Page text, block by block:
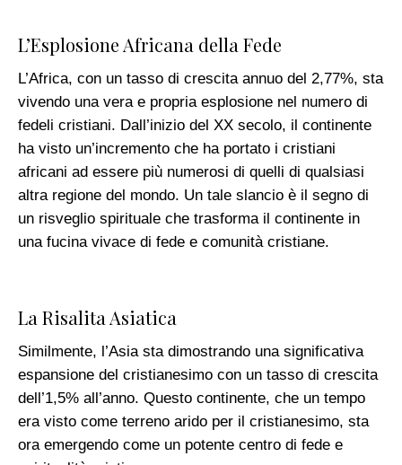
L’Esplosione Africana della Fede
L’Africa, con un tasso di crescita annuo del 2,77%, sta
vivendo una vera e propria esplosione nel numero di
fedeli cristiani. Dall’inizio del XX secolo, il continente
ha visto un’incremento che ha portato i cristiani
africani ad essere più numerosi di quelli di qualsiasi
altra regione del mondo. Un tale slancio è il segno di
un risveglio spirituale che trasforma il continente in
una fucina vivace di fede e comunità cristiane.
La Risalita Asiatica
Similmente, l’Asia sta dimostrando una significativa
espansione del cristianesimo con un tasso di crescita
dell’1,5% all’anno. Questo continente, che un tempo
era visto come terreno arido per il cristianesimo, sta
ora emergendo come un potente centro di fede e